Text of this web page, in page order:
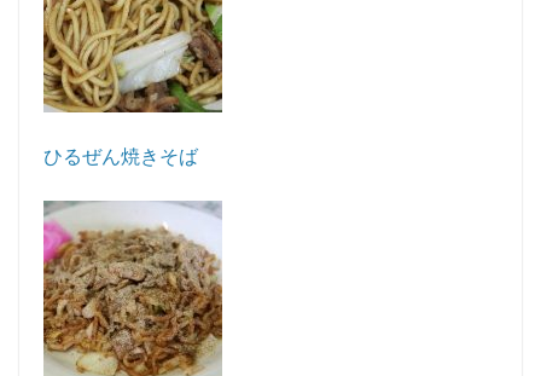
ひるぜん焼きそば